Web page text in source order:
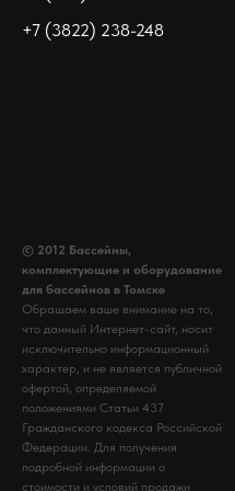
+7 (3822) 238-248
© 2012 Бассейны,
комплектующие и оборудование
для бассейнов в Томске
Обращаем ваше внимание на то,
что данный Интернет-сайт, носит
исключительно информационный
характер, и не является публичной
офертой, определяемой
положениями Статьи 437
Гражданского кодекса Российской
Федерации. Для получения
подробной информации о
стоимости и условий продажи